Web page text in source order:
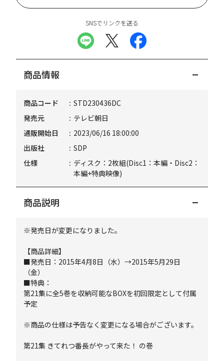
SNSでリンクを送る
商品情報
商品コード
STD230436DC
発売元
テレビ朝日
通販開始日
2023/06/16 18:00:00
出版社
SDP
仕様
ディスク：2枚組(Disc1：本編・Disc2：
本編+特典映像)
商品説明
※発売日が変更になりました。
【商品詳細】
■発売日：2015年4月8日（水）→2015年5月29日
（金）
■特典：
第21集に全5巻を収納可能なBOXを初回限定として付属
予定
※商品の仕様は予告なく変更になる場合がございます。
第21集 きてれつ番長がやって来た！ の巻